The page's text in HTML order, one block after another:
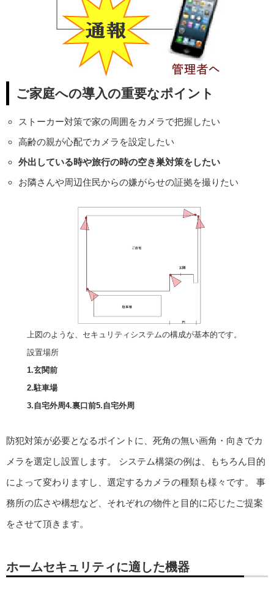
ご家庭への導入の重要なポイント
ストーカー対策で家の周囲をカメラで把握したい
高齢の親が心配でカメラを設定したい
外出している時や旅行の時の空き巣対策をしたい
お隣さんや周辺住民からの嫌がらせの証拠を撮りたい
上図のような、セキュリティシステムの構成が基本的です。
設置場所
1.玄関前
2.駐車場
3.自宅外周4.裏口前5.自宅外周
防犯対策が必要となるポイントに、死角の無い画角・向きでカ
メラを選定し設置します。 システム構築の例は、もちろん目的
によって変わりますし、選定するカメラの種類も様々です。 事
務所の広さや構想など、それぞれの物件と目的に応じたご提案
をさせて頂きます。
ホームセキュリティに適した機器